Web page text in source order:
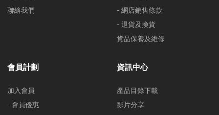
聯絡我們
- 網店銷售條款
- 退貨及換貨
貨品保養及維修
會員計劃
加入會員
- 會員優惠
資訊中心
產品目錄下載
影片分享